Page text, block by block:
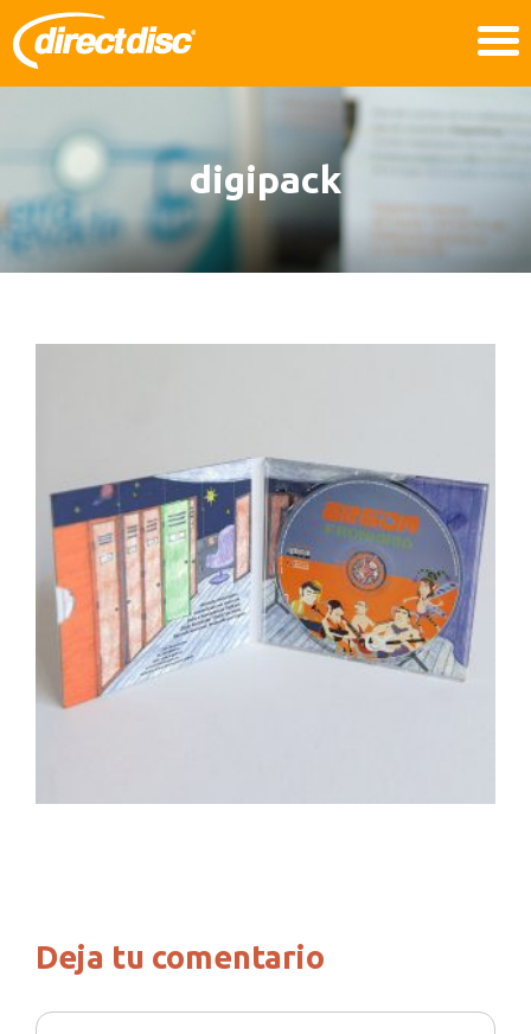
digipack
Deja tu comentario